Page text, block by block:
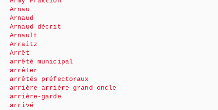
Arnau
Arnaud
Arnaud décrit
Arnault
Arraitz
Arrêt
arrêté municipal
arrêter
arrêtés préfectoraux
arrière-arrière grand-oncle
arrière-garde
arrivé